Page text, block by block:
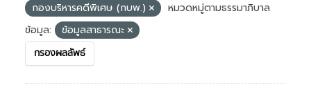
กองบริหารคดีพิเศษ (กบพ.)
หมวดหมู่ตามธรรมาภิบาล
ข้อมูล:
ข้อมูลสาธารณะ
กรองผลลัพธ์